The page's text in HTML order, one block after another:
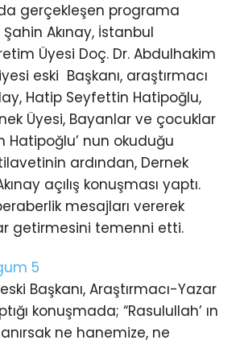
gerçekleşen programa
Şahin Akınay, İstanbul
Üyesi Doç. Dr. Abdulhakim
eski Başkanı, araştırmacı
Hatip Seyfettin Hatipoğlu,
Üyesi, Bayanlar ve çocuklar
Hatipoğlu’ nun okuduğu
ardından, Dernek
açılış konuşması yaptı.
mesajları vererek
getirmesini temenni etti.
Başkanı, Araştırmacı-Yazar
konuşmada; “Rasulullah’ ın
ne hanemize, ne